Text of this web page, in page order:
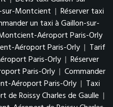
Montcient | Réserver taxi
un taxi à Gaillon-sur-
Aéroport Paris-Orly
Aéroport Paris-Orly | Tarif
Paris-Orly | Réserver
Paris-Orly | Commander
Aéroport Paris-Orly | Taxi
Roissy Charles de Gaulle |